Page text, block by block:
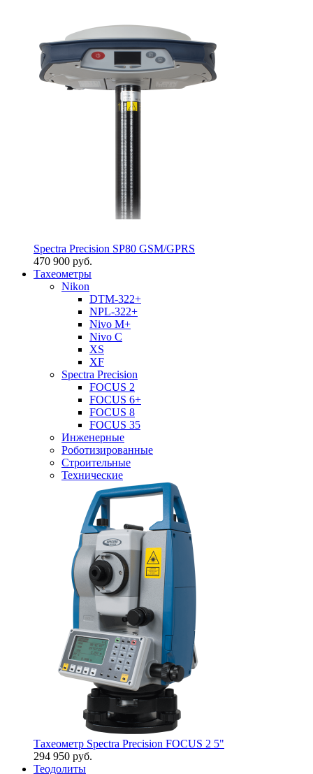
Spectra Precision SP80 GSM/GPRS
470 900 руб.
Тахеометры
Nikon
DTM-322+
NPL-322+
Nivo M+
Nivo C
XS
XF
Spectra Precision
FOCUS 2
FOCUS 6+
FOCUS 8
FOCUS 35
Инженерные
Роботизированные
Строительные
Технические
Тахеометр Spectra Precision FOCUS 2 5"
294 950 руб.
Теодолиты